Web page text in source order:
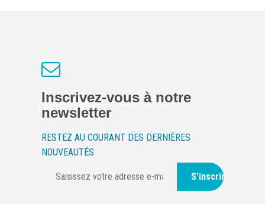
Inscrivez-vous à notre
newsletter
RESTEZ AU COURANT DES DERNIÈRES
NOUVEAUTÉS
S'inscrire